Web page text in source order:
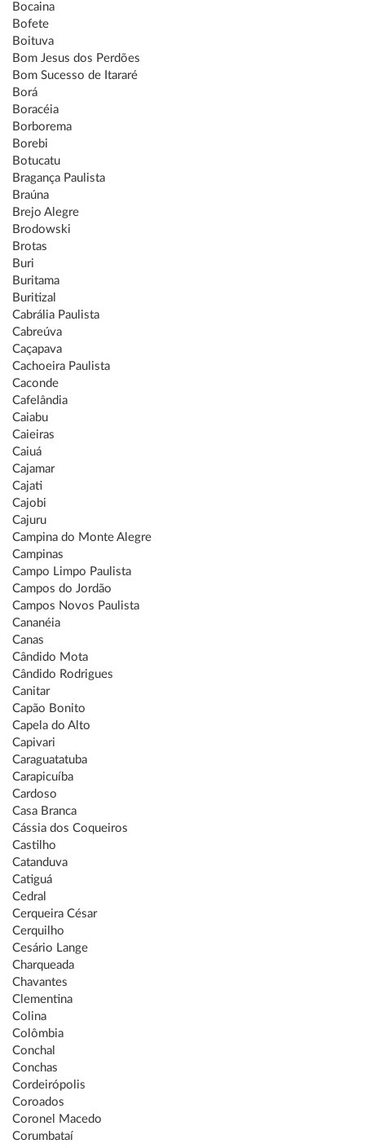
Bocaina
Bofete
Boituva
Bom Jesus dos Perdões
Bom Sucesso de Itararé
Borá
Boracéia
Borborema
Borebi
Botucatu
Bragança Paulista
Braúna
Brejo Alegre
Brodowski
Brotas
Buri
Buritama
Buritizal
Cabrália Paulista
Cabreúva
Caçapava
Cachoeira Paulista
Caconde
Cafelândia
Caiabu
Caieiras
Caiuá
Cajamar
Cajati
Cajobi
Cajuru
Campina do Monte Alegre
Campinas
Campo Limpo Paulista
Campos do Jordão
Campos Novos Paulista
Cananéia
Canas
Cândido Mota
Cândido Rodrigues
Canitar
Capão Bonito
Capela do Alto
Capivari
Caraguatatuba
Carapicuíba
Cardoso
Casa Branca
Cássia dos Coqueiros
Castilho
Catanduva
Catiguá
Cedral
Cerqueira César
Cerquilho
Cesário Lange
Charqueada
Chavantes
Clementina
Colina
Colômbia
Conchal
Conchas
Cordeirópolis
Coroados
Coronel Macedo
Corumbataí